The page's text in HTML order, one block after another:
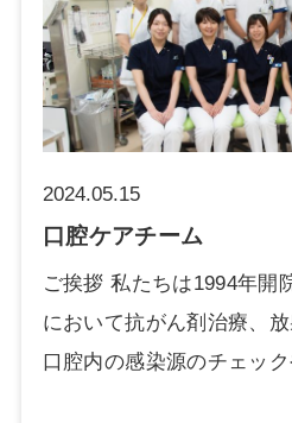
行っています。
減少や入院期間の短縮に
スリン自己注射指導や栄
には、糖尿病療養指導士
が指導を行っております
かは悪性疾患の介入依頼
血糖コントロールや化学
ールが多くを占めてお
2024.05.15
口腔ケアチーム
ご挨拶 私たちは1994年開
において抗がん剤治療、
口腔内の感染源のチェッ
きました。2012年度健康